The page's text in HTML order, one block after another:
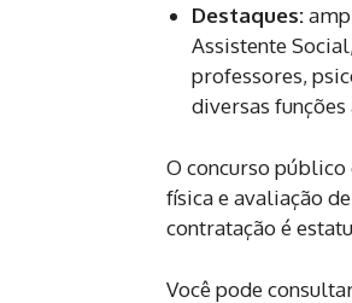
Destaques:
Assistente
professores,
diversas
O concurso público
física e avaliação
contratação é
Você pode